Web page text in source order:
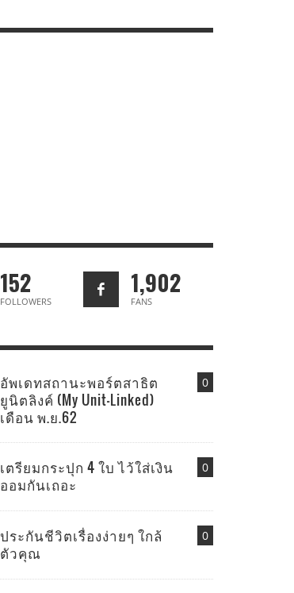
152
FOLLOWERS
1,902
FANS
0
อัพเดทสถานะพอร์ตสาธิต
ยูนิตลิงค์ (My Unit-Linked)
เดือน พ.ย.62
0
เตรียมกระปุก 4 ใบ ไว้ใส่เงิน
ออมกันเถอะ
0
ประกันชีวิตเรื่องง่ายๆ ใกล้
ตัวคุณ